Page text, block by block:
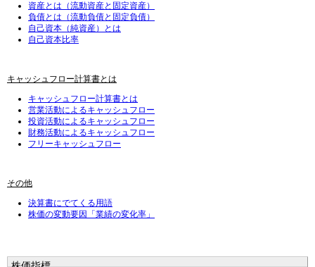
資産とは（流動資産と固定資産）
負債とは（流動負債と固定負債）
自己資本（純資産）とは
自己資本比率
キャッシュフロー計算書とは
キャッシュフロー計算書とは
営業活動によるキャッシュフロー
投資活動によるキャッシュフロー
財務活動によるキャッシュフロー
フリーキャッシュフロー
その他
決算書にでてくる用語
株価の変動要因「業績の変化率」